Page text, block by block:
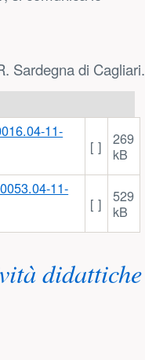
Sardegna di Cagliari.
[ ]
269
kB
[ ]
529
kB
didattiche